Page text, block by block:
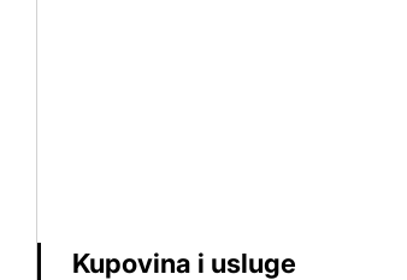
Kupovina i usluge